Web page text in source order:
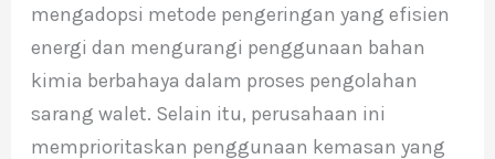
mengadopsi metode pengeringan yang efisien
energi dan mengurangi penggunaan bahan
kimia berbahaya dalam proses pengolahan
sarang walet. Selain itu, perusahaan ini
memprioritaskan penggunaan kemasan yang